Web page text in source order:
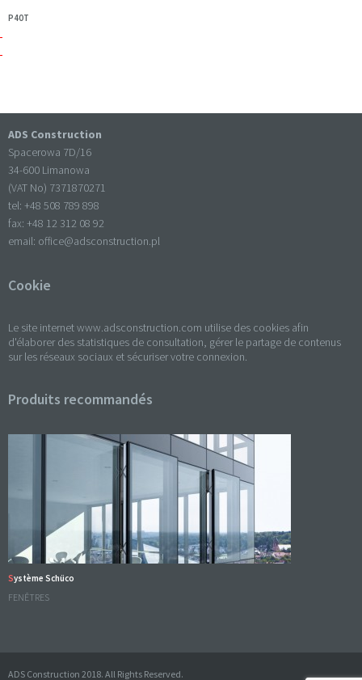
P40T
ADS Construction
Spacerowa 7D/16
34-600 Limanowa
(VAT No) 7371870271
tel: +48 508 789 898
fax: +48 12 312 08 92
email: office@adsconstruction.pl
Cookie
Le site internet www.adsconstruction.com utilise des cookies afin
d'élaborer des statistiques de consultation, gérer le partage de contenus
sur les réseaux sociaux et sécuriser votre connexion.
Produits recommandés
Système Schüco
FENÊTRES
ADS Construction 2018. All Rights Reserved.